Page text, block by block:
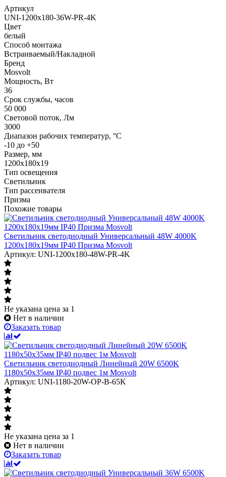
Артикул
UNI-1200x180-36W-PR-4K
Цвет
белый
Способ монтажа
Встраиваемый/Накладной
Бренд
Mosvolt
Мощность, Вт
36
Срок службы, часов
50 000
Световой поток, Лм
3000
Диапазон рабочих температур, °C
-10 до +50
Размер, мм
1200х180х19
Тип освещения
Светильник
Тип рассеивателя
Призма
Похожие товары
Светильник светодиодный Универсальный 48W 4000K
1200х180х19мм IP40 Призма Mosvolt
Артикул: UNI-1200x180-48W-PR-4K
Не указана цена за 1
Нет в наличии
Заказать товар
Светильник светодиодный Линейный 20W 6500K
1180х50х35мм IP40 подвес 1м Mosvolt
Артикул: UNI-1180-20W-OP-B-65K
Не указана цена за 1
Нет в наличии
Заказать товар